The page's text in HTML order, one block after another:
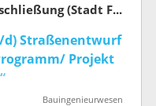
Amt für Straßenbau und Erschließung (Stadt Frankfurt am Main)
Straßenentwurf
Projekt
Bauingenieurwesen